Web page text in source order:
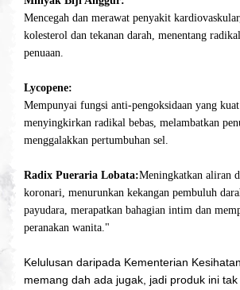
Mencegah dan merawat penyakit
kolesterol dan tekanan darah, menentang
penuaan.
Lycopene:
Mempunyai fungsi anti-pengoksidaan yang
menyingkirkan radikal bebas, melambatkan
menggalakkan pertumbuhan sel.
Radix Pueraria Lobata:Meningkatkan aliran
koronari, menurunkan kekangan pembuluh
payudara, merapatkan bahagian intim dan
peranakan wanita."
Kelulusan daripada Kementerian
memang dah ada jugak, jadi produk ini